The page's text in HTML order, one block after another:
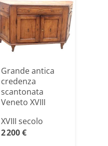
Grande antica
credenza
scantonata
Veneto XVIII
ma[...]
XVIII secolo
2 200 €